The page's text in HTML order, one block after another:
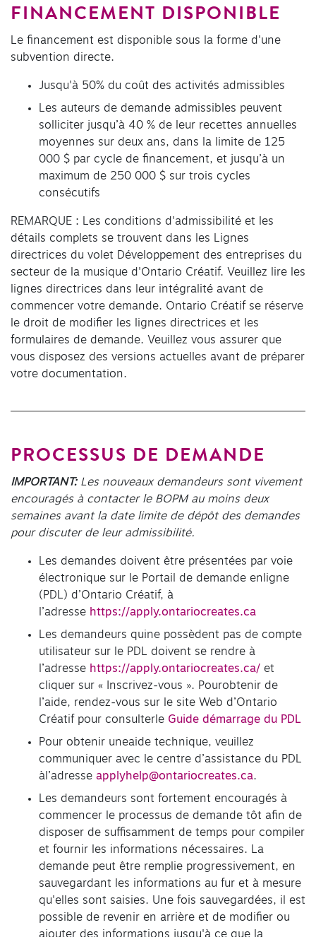
FINANCEMENT DISPONIBLE
Le financement est disponible sous la forme d'une
subvention directe.
Jusqu'à 50% du coût des activités admissibles
Les auteurs de demande admissibles peuvent
solliciter jusqu’à 40 % de leur recettes annuelles
moyennes sur deux ans, dans la limite de 125
000 $ par cycle de financement, et jusqu’à un
maximum de 250 000 $ sur trois cycles
consécutifs
REMARQUE : Les conditions d'admissibilité et les
détails complets se trouvent dans les Lignes
directrices du volet Développement des entreprises du
secteur de la musique d'Ontario Créatif. Veuillez lire les
lignes directrices dans leur intégralité avant de
commencer votre demande. Ontario Créatif se réserve
le droit de modifier les lignes directrices et les
formulaires de demande. Veuillez vous assurer que
vous disposez des versions actuelles avant de préparer
votre documentation.
PROCESSUS DE DEMANDE
IMPORTANT: Les nouveaux demandeurs sont vivement
encouragés à contacterle BOPM au moins deux
semaines avant la date limite de dépôt des demandes
pour discuter de leur admissibilité.
Les demandes doivent être présentées par voie
électronique sur le Portail de demande enligne
(PDL) d’Ontario Créatif, à
l’adresse https://apply.ontariocreates.ca
Les demandeurs quine possèdent pas de compte
utilisateur sur le PDL doivent se rendre à
l’adresse https://apply.ontariocreates.ca/ et
cliquer sur « Inscrivez-vous ». Pourobtenir de
l’aide, rendez-vous sur le site Web d’Ontario
Créatif pour consulterle Guide démarrage du PDL
Pour obtenir uneaide technique, veuillez
communiquer avec le centre d’assistance du PDL
àl’adresse applyhelp@ontariocreates.ca.
Les demandeurs sont fortement encouragés à
commencer le processus de demande tôt afin de
disposer de suffisamment de temps pour compiler
et fournir les informations nécessaires. La
demande peut être remplie progressivement, en
sauvegardant les informations au fur et à mesure
qu'elles sont saisies. Une fois sauvegardées, il est
possible de revenir en arrière et de modifier ou
ajouter des informations jusqu'à ce que la